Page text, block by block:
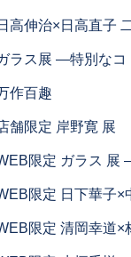
高伸治×日高直子
ラス展 ―特別な
作百趣
舗限定 岸野寛 展
限定 ガラス
限定 日下華子×
限定 清岡幸道×